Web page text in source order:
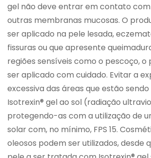
gel não deve entrar em contato com
outras membranas mucosas. O
ser aplicado na pele lesada,
fissuras ou que apresente
regiões sensíveis como o pescoço, o
ser aplicado com cuidado. Evitar a
excessiva das áreas que estão
Isotrexin® gel ao sol (radiação
protegendo-as com a utilização de
solar com, no mínimo, FPS 15.
oleosos podem ser utilizados, desde